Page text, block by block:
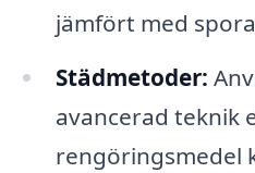
jämfört med
Städmetoder:
avancerad teknik
rengöringsmedel